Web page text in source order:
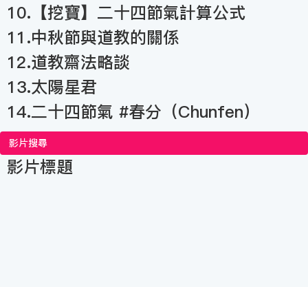
10.【挖寶】二十四節氣計算公式
11.中秋節與道教的關係
12.道教齋法略談
13.太陽星君
14.二十四節氣 #春分（Chunfen）
影片搜尋
影片標題